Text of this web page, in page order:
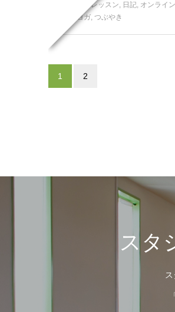
スタジオレッスン, 日記, オンライ
陰陽ヨガ, つぶやき
1 2
スタ